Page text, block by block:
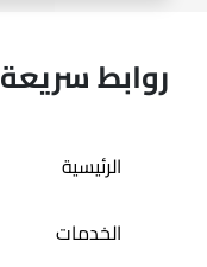
روابط سريعة
الرئيسية
الخدمات